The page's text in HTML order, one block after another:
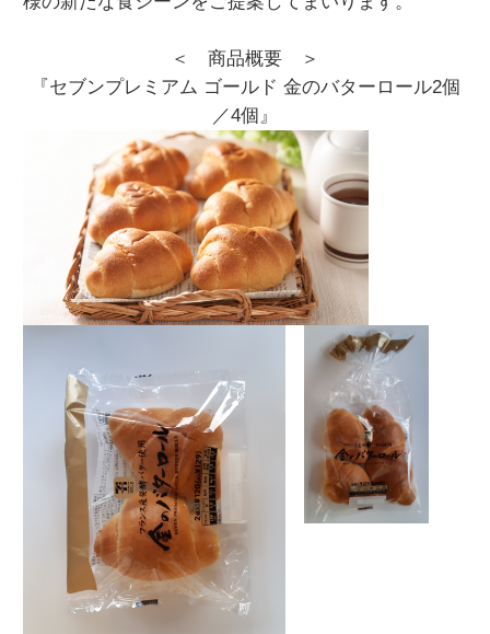
＜ 商品概要 ＞
『セブンプレミアム ゴールド 金のバターロール2個
／4個』